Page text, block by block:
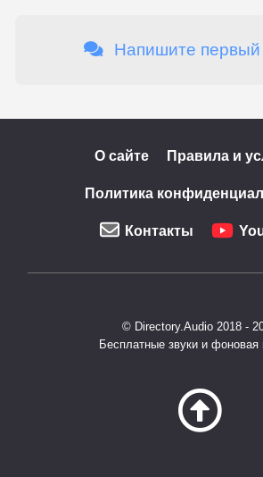
Напишите первый
О сайте Правила и
Политика
Контакты
© Directory.Audio 2018 -
Бесплатные звуки и фоновая